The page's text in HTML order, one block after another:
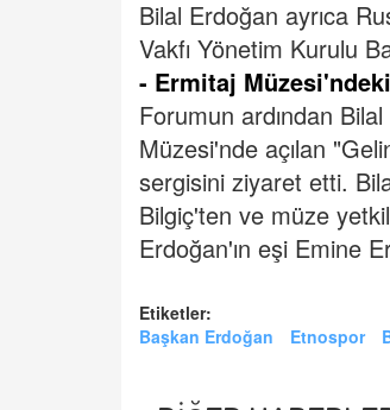
Bilal Erdoğan ayrıca
Vakfı Yönetim Kurulu
- Ermitaj
Forumun ardından
Müzesi'nde açılan
sergisini ziyaret etti.
Bilgiç'ten ve müze
Erdoğan'ın eşi Emine
Etiketler:
Başkan Erdoğan
Etnospor